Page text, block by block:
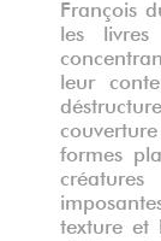
François
les
leur
formes
texture et